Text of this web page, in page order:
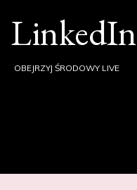
LinkedIn
OBEJRZYJ ŚRODOWY LIVE